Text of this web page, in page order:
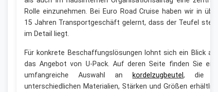
Rolle einzunehmen. Bei Euro Road Cruise haben wir in
15 Jahren Transportgeschäft gelernt, dass der Teufel
im Detail liegt.
Für konkrete Beschaffungslösungen lohnt sich ein Blick
das Angebot von U-Pack. Auf deren Seite finden Sie
umfangreiche Auswahl an
kordelzugbeutel , die
unterschiedlichen Materialien, Stärken und Größen